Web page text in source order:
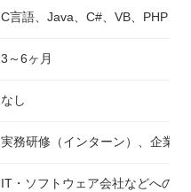
C言語、Java、C#、VB、PHP、
3～6ヶ月
なし
実務研修（インターン）、企業
IT・ソフトウェア会社などへの就